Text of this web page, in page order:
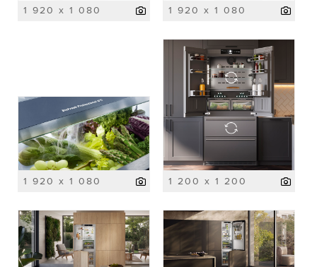
1 920 x 1 080 1 920 x 1 080
1 920 x 1 080 1 200 x 1 200